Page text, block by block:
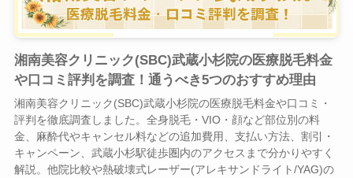
湘南美容クリニック(SBC)武蔵小杉院の医療脱毛料金
や口コミ評判を調査！通うべき5つのおすすめ理由
湘南美容クリニック(SBC)武蔵小杉院の医療脱毛料金や口コミ・
評判を徹底調査しました。全身脱毛・VIO・顔など部位別の料
金、麻酔代やキャンセル料などの追加費用、支払い方法、割引・
キャンペーン、武蔵小杉駅徒歩圏内のアクセスまで分かりやすく
解説。他院比較や熱破壊式レーザー(アレキサンドライト/YAG)の